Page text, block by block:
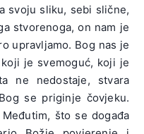
svoju sliku, sebi slične,
stvorenoga, on nam je
upravljamo. Bog nas je
je svemoguć, koji je
ne nedostaje, stvara
se priginje čovjeku.
što se događa